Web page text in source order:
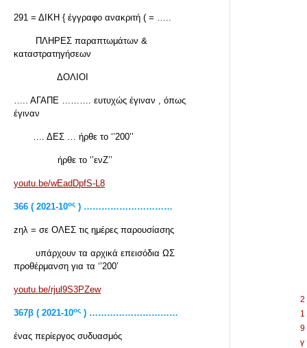
291 = ΔΙΚΗ { έγγραφο ανακριτή ( = …..
ΠΛΗΡΕΣ παραπτωμάτων &
καταστρατηγήσεων
ΔΟΛΙΟΙ
….. ΑΓΑΠΕ ………. ευτυχώς έγιναν , όπως
έγιναν
…. ΔΕΣ … ήρθε το ‘’200’’
ήρθε το ‘’ενΖ’’
youtu.be/wEadDpfS-L8
366 ( 2021-10ος ) …………………………
zηλ = σε ΟΛΕΣ τις ημέρες παρουσίασης
υπάρχουν τα αρχικά επεισόδια ΩΣ
προθέρμανση για τα ‘’200’
youtu.be/rjul9S3PZew
367β ( 2021-10ος ) …………………………
ένας περίεργος συδυασμός
2
1
9
γ